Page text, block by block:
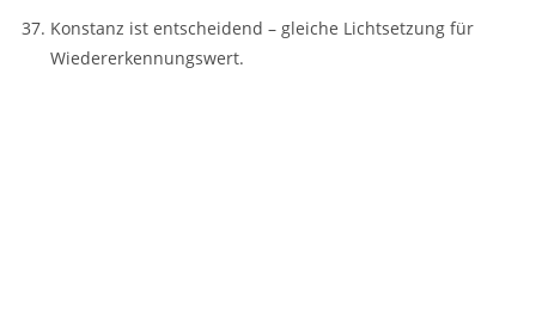
Konstanz ist entscheidend – gleiche Lichtsetzung für
Wiedererkennungswert.